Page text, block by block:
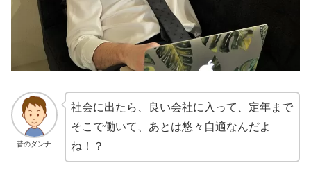
昔のダンナ
社会に出たら、良い会社に入って、定年まで
そこで働いて、あとは悠々自適なんだよ
ね！？